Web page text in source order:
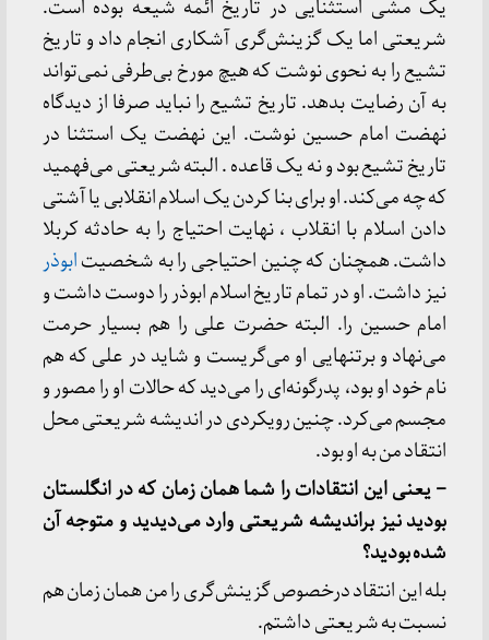
یک مشی استثنایی در تاریخ ائمه شیعه بوده است.
شریعتی اما یک گزینش‌گری آشکاری انجام داد و تاریخ
تشیع را به نحوی نوشت که هیچ مورخ بی‌طرفی نمی‌تواند
به آن رضایت بدهد. تاریخ تشیع را نباید صرفا از دیدگاه
نهضت امام حسین نوشت. این نهضت یک استثنا در
تاریخ تشیع بود و نه یک قاعده . البته شریعتی می‌فهمید
که چه می‌کند. او برای بنا کردن یک اسلام انقلابی یا آشتی
دادن اسلام با انقلاب ، نهایت احتیاج را به حادثه کربلا
داشت. همچنان که چنین احتیاجی را به شخصیتابوذر
نیز داشت. او در تمام تاریخ اسلام ابوذر را دوست داشت و
امام حسین را. البته حضرت علی را هم بسیار حرمت
می‌نهاد و برتنهایی او می‌گریست و شاید در علی که هم
نام خود او بود، پدرگونه‌ای را می‌دید که حالات او را مصور و
مجسم می‌کرد. چنین رویکردی در اندیشه شریعتی محل
انتقاد من به او بود.
– یعنی این انتقادات را شما همان زمان که در انگلستان
بودید نیز براندیشه شریعتی وارد می‌دیدید و متوجه آن
شده بودید؟
بله این انتقاد درخصوص گزینش‌گری را من همان زمان هم
نسبت به شریعتی داشتم.